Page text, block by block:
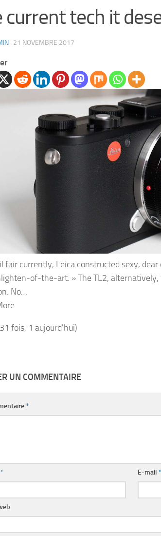
current tech it
· 21 NOVEMBRE 2017
fair currently, Leica constructed sexy,
of-the-art. » The TL2,
No…
fois, 1 aujourd'hui)
UN COMMENTAIRE
*
* E-mail*